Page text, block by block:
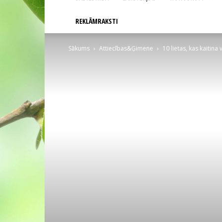
REKLĀMRAKSTI
Sākums Attiecības&Ģimene 10 lietas, kas kaitina